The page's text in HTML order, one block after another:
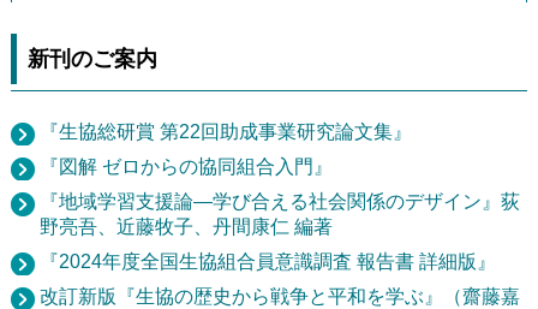
新刊のご案内
『生協総研賞 第22回助成事業研究論文集』
『図解 ゼロからの協同組合入門』
『地域学習支援論―学び合える社会関係のデザイン』荻
野亮吾、近藤牧子、丹間康仁 編著
『2024年度全国生協組合員意識調査 報告書 詳細版』
改訂新版『生協の歴史から戦争と平和を学ぶ』（齋藤嘉